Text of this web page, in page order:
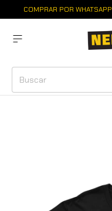
COMPRAR POR WHATSAPP